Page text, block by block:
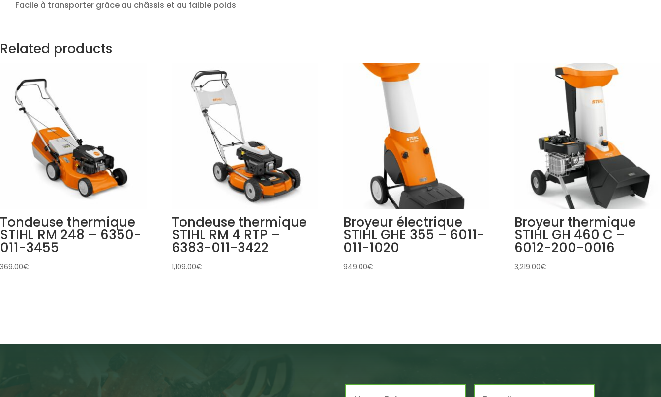
Facile à transporter grâce au châssis et au faible poids
Related products
Tondeuse thermique
STIHL RM 248 – 6350-
011-3455
369.00€
Tondeuse thermique
STIHL RM 4 RTP –
6383-011-3422
1,109.00€
Broyeur électrique
STIHL GHE 355 – 6011-
011-1020
949.00€
Broyeur thermique
STIHL GH 460 C –
6012-200-0016
3,219.00€